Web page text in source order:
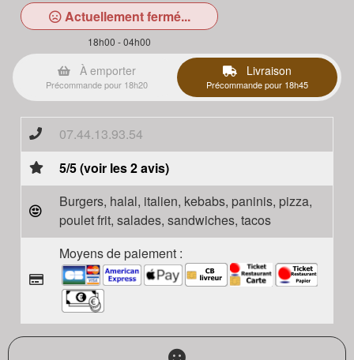
Actuellement fermé...
18h00 - 04h00
À emporter
Précommande pour 18h20
Livraison
Précommande pour 18h45
07.44.13.93.54
5/5 (voir les 2 avis)
Burgers, halal, italien, kebabs, paninis, pizza,
poulet frit, salades, sandwiches, tacos
Moyens de paiement :